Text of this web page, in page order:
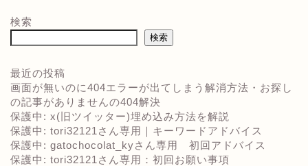
検索
検索
最近の投稿
画面が無いのに404エラーが出てしまう解消方法・お探し
の記事がありませんの404解決
保護中: x(旧ツイッター)埋め込み方法を解説
保護中: tori32121さん専用｜キーワードアドバイス
保護中: gatochocolat_kyさん専用 初回アドバイス
保護中: tori32121さん専用：初回お願い事項
ホーム
プロフィール